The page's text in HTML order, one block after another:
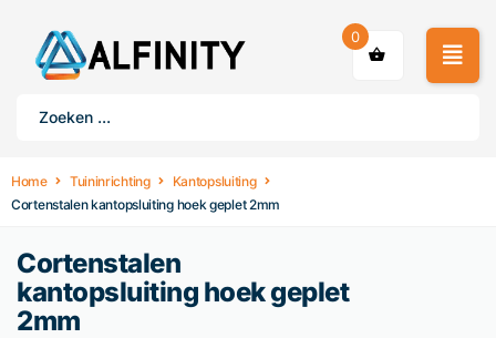
0
Home Tuininrichting
Kantopsluiting
Cortenstalen kantopsluiting hoek geplet 2mm
Cortenstalen
kantopsluiting hoek geplet
2mm